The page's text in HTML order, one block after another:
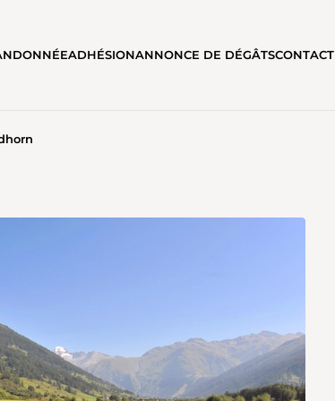
ADHÉSIONANNONCE DE DÉGÂTSCONTACT